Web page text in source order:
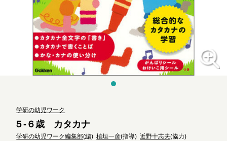
学研の幼児ワーク
５-６歳 カタカナ
学研の幼児ワーク編集部(編)植垣一彦(指導)近野十志夫(協力)